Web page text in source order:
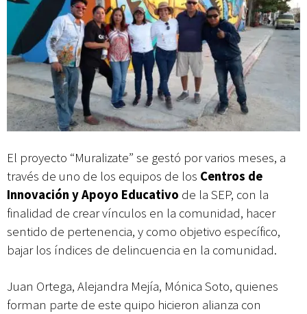
El proyecto “Muralizate” se gestó por varios meses, a
través de uno de los equipos de los Centros de
Innovación y Apoyo Educativo de la SEP, con la
finalidad de crear vínculos en la comunidad, hacer
sentido de pertenencia, y como objetivo específico,
bajar los índices de delincuencia en la comunidad.
Juan Ortega, Alejandra Mejía, Mónica Soto, quienes
forman parte de este quipo hicieron alianza con